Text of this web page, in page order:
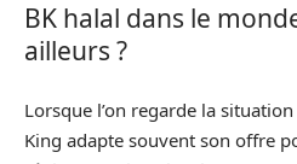
BK halal dans le
ailleurs ?
Lorsque l’on regarde la
King adapte souvent son offre